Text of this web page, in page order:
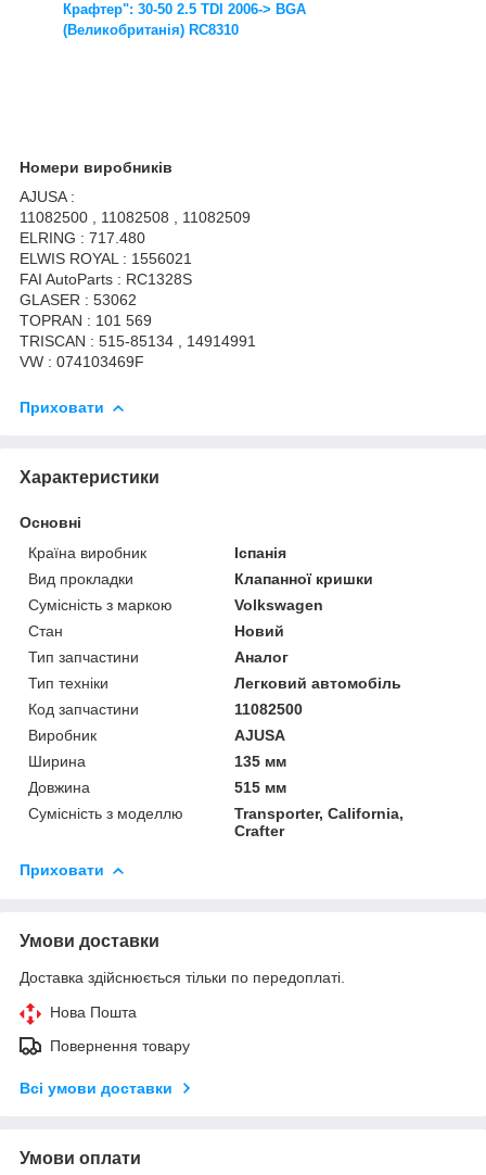
Крафтер": 30-50 2.5 TDI 2006-> BGA
(Великобританія) RC8310
Номери виробників
AJUSA :
11082500 , 11082508 , 11082509
ELRING : 717.480
ELWIS ROYAL : 1556021
FAI AutoParts : RC1328S
GLASER : 53062
TOPRAN : 101 569
TRISCAN : 515-85134 , 14914991
VW : 074103469F
Приховати
Характеристики
Основні
Країна виробник
Іспанія
Вид прокладки
Клапанної кришки
Сумісність з маркою
Volkswagen
Стан
Новий
Тип запчастини
Аналог
Тип техніки
Легковий автомобіль
Код запчастини
11082500
Виробник
AJUSA
Ширина
135 мм
Довжина
515 мм
Сумісність з моделлю
Transporter, California,
Crafter
Приховати
Умови доставки
Доставка здійснюється тільки по передоплаті.
Нова Пошта
Повернення товару
Всі умови доставки
Умови оплати